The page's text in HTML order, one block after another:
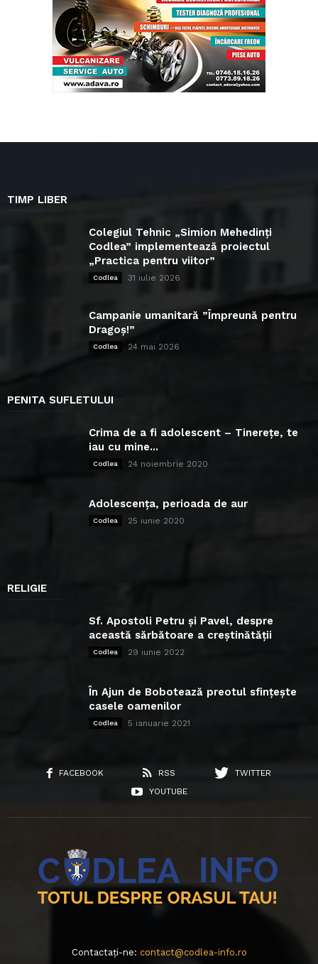
TIMP LIBER
Colegiul Tehnic „Simion Mehedinți
Codlea” implementează proiectul
„Practica pentru viitor”
Codlea 31 iulie 2026
Campanie umanitară ”Împreună pentru
Dragoș!”
Codlea 24 mai 2026
PENITA SUFLETULUI
Crima de a fi adolescent – Tinerețe, te
iau cu mine...
Codlea 24 noiembrie 2020
Adolescența, perioada de aur
Codlea 25 iunie 2020
RELIGIE
Sf. Apostoli Petru și Pavel, despre
această sărbătoare a creștinătății
Codlea 29 iunie 2022
În Ajun de Bobotează preotul sfințește
casele oamenilor
Codlea 5 ianuarie 2021
FACEBOOK RSS
TWITTER
YOUTUBE
Contactați-ne: contact@codlea-info.ro